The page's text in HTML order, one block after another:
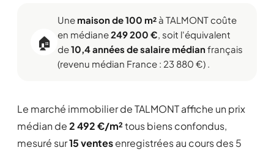
🏠
Une maison de 100 m² à TALMONT coûte
en médiane249 200 €, soit l'équivalent
de10,4 années de salaire médianfrançais
(revenu médian France : 23 880 €) .
Le marché immobilier de TALMONT affiche un prix
médian de2 492 €/m²tous biens confondus,
mesuré sur15 ventesenregistrées au cours des 5